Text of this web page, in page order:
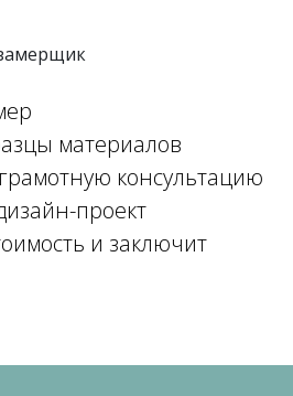
материалов
консультацию
проект
и заключит